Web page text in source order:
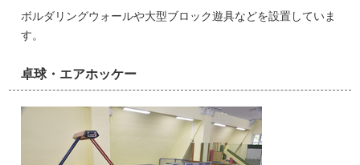
ボルダリングウォールや大型ブロック遊具などを設置していま
す。
卓球・エアホッケー